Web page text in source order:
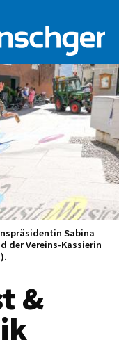
Sabina
der Vereins-Kassierin
&